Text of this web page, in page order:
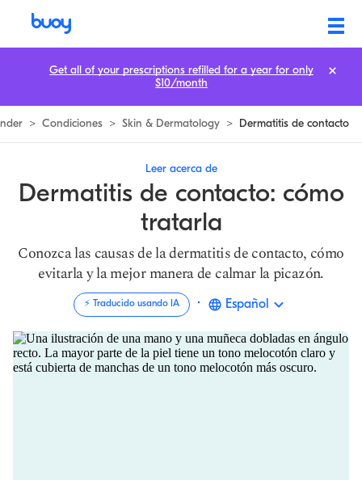
> Condiciones > Skin & Dermatology > Dermatitis de contacto
Leer acerca de
Dermatitis de contacto: cómo
tratarla
Conozca las causas de la dermatitis de contacto, cómo
evitarla y la mejor manera de calmar la picazón.
⚡️ Traducido usando IA · Español
Get all of your prescriptions refilled for a year for only
$10/month